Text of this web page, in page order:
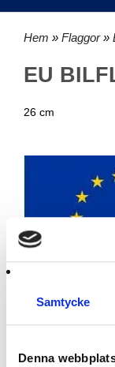
Samtycke
Denna
Hem » Flaggor»
EU
26 cm
175 :-
Artikelnamn:EU